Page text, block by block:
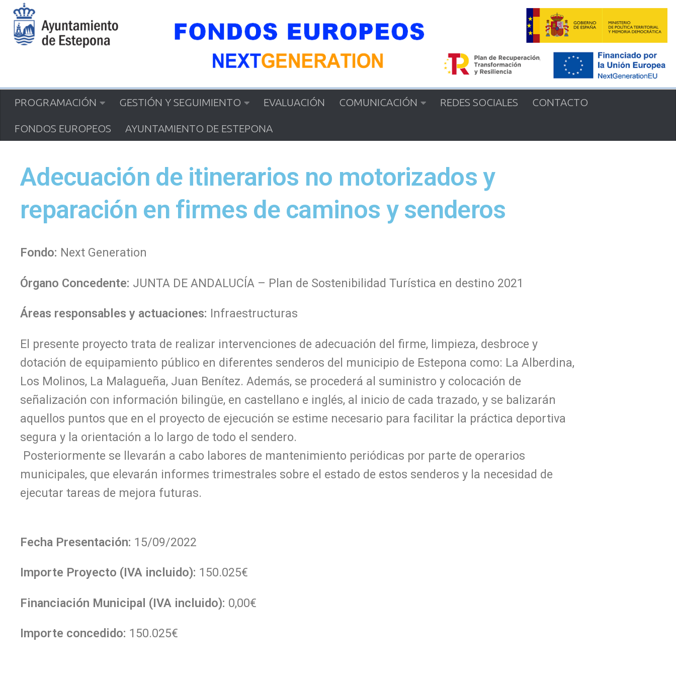
Saltar al contenido
PROGRAMACIÓN GESTIÓN Y SEGUIMIENTO EVALUACIÓN COMUNICACIÓN REDES SOCIALES CONTACTO
FONDOS EUROPEOS AYUNTAMIENTO DE ESTEPONA
Adecuación de itinerarios no motorizados y
reparación en firmes de caminos y senderos
Fondo: Next Generation
Órgano Concedente: JUNTA DE ANDALUCÍA – Plan de Sostenibilidad Turística en destino 2021
Áreas responsables y actuaciones: Infraestructuras
El presente proyecto trata de realizar intervenciones de adecuación del firme, limpieza, desbroce y
dotación de equipamiento público en diferentes senderos del municipio de Estepona como: La Alberdina,
Los Molinos, La Malagueña, Juan Benítez. Además, se procederá al suministro y colocación de
señalización con información bilingüe, en castellano e inglés, al inicio de cada trazado, y se balizarán
aquellos puntos que en el proyecto de ejecución se estime necesario para facilitar la práctica deportiva
segura y la orientación a lo largo de todo el sendero.
Posteriormente se llevarán a cabo labores de mantenimiento periódicas por parte de operarios
municipales, que elevarán informes trimestrales sobre el estado de estos senderos y la necesidad de
ejecutar tareas de mejora futuras.
Fecha Presentación: 15/09/2022
Importe Proyecto (IVA incluido): 150.025€
Financiación Municipal (IVA incluido): 0,00€
Importe concedido: 150.025€